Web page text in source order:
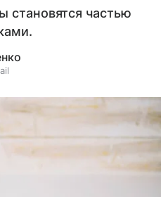
становятся частью